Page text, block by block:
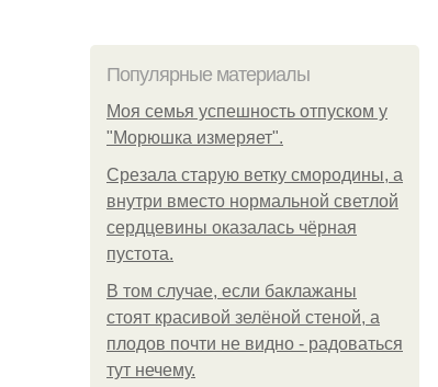
Популярные материалы
Моя семья успешность отпуском у
"Морюшка измеряет".
Срезала старую ветку смородины, а
внутри вместо нормальной светлой
сердцевины оказалась чёрная
пустота.
В том случае, если баклажаны
стоят красивой зелёной стеной, а
плодов почти не видно - радоваться
тут нечему.